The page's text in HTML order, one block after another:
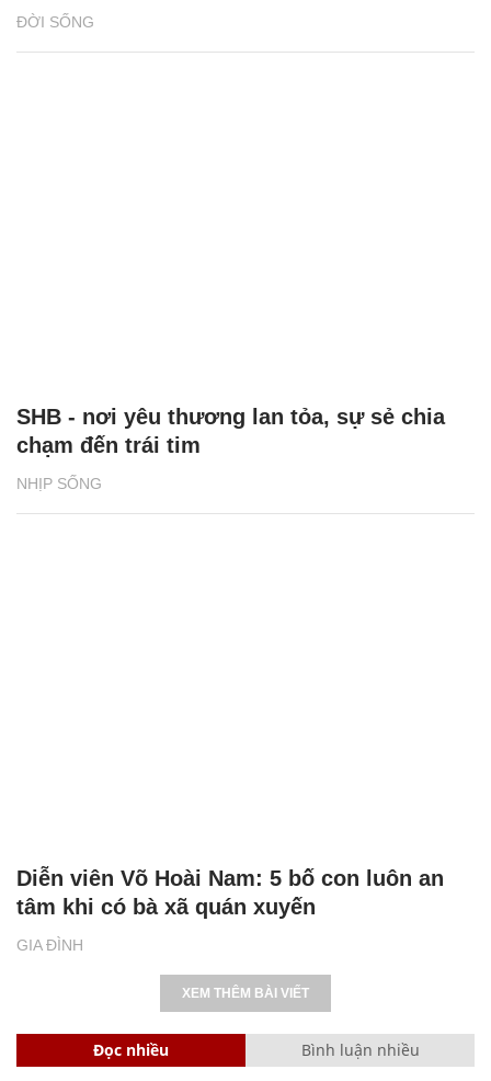
ĐỜI SỐNG
NHỊP SỐNG
SHB - nơi yêu thương lan tỏa, sự sẻ chia
chạm đến trái tim
GIA ĐÌNH
Diễn viên Võ Hoài Nam: 5 bố con luôn an
tâm khi có bà xã quán xuyến
XEM THÊM BÀI VIẾT
Đọc nhiều Bình luận nhiều